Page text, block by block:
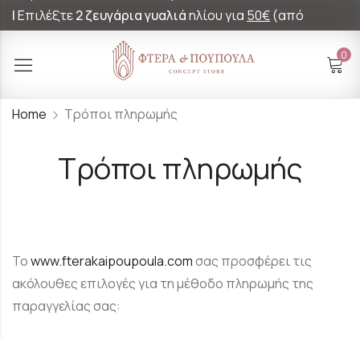
|Επιλέξτε2 ζευγάρια γυαλιάηλίου για 50€(από
0
Τρόποι πληρωμής
Home Τρόποι πληρωμής
Τοwww.fterakaipoupoula.comσας προσφέρει τις
ακόλουθες επιλογές για τη μέθοδο πληρωμής της
παραγγελίας σας: